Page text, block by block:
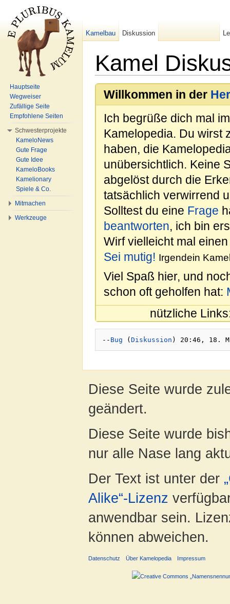
Kamel
Willkommen in der
Ich begrüße dich mal
Kamelopedia. Du wirst
haben, die
unübersichtlich. Keine
abgelöst durch die
tatsächlich verwirrend
Solltest du eine Frage
beantworten, ich bin
Wirf vielleicht mal
Sei mutig! Irgendein
Viel Spaß hier, und
schon oft geholfen hat:
nützliche
-- Bug (Diskussion
Kamelbau Diskussion
Hauptseite
Wegweiser
Zufällige Seite
Empfohlene Seiten
Schwesterprojekte
KameloNews
Gute Frage
Gute Idee
KameloBooks
Kamelionary
Spiele & Co.
Mitmachen
Werkzeuge
Diese Seite wurde
geändert.
Diese Seite wurde
nur alle Nase lang
Der Text ist unter der
Alike“-Lizenz
anwendbar sein.
können abweichen.
Datenschutz Über Kamelopedia Impressum